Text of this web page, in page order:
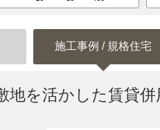
施工事例 / 規格住宅
地を活かした賃貸併